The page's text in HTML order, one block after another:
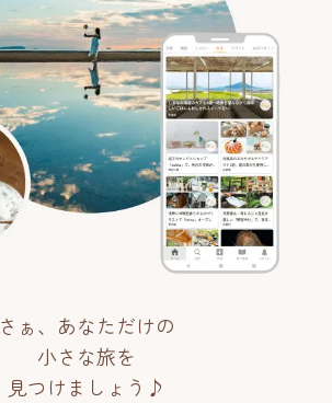
さぁ、あなただけの
小さな旅を
見つけましょう♪